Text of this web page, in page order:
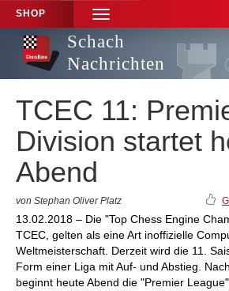
SHOP
TOGGLE
NAVIGATION
Schach
Nachrichten
TCEC 11:
Division startet
Abend
von Stephan Oliver Platz
13.02.2018 – Die "Top Chess Engine
TCEC, gelten als eine Art inoffizielle
Weltmeisterschaft. Derzeit wird die 11.
Form einer Liga mit Auf- und Abstieg.
beginnt heute Abend die "Premier